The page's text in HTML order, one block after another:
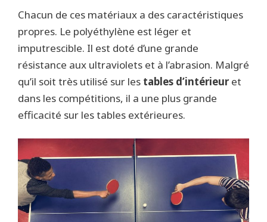
Chacun de ces matériaux a des caractéristiques
propres. Le polyéthylène est léger et
imputrescible. Il est doté d’une grande
résistance aux ultraviolets et à l’abrasion. Malgré
qu’il soit très utilisé sur les tables d’intérieuret
dans les compétitions, il a une plus grande
efficacité sur les tables extérieures.